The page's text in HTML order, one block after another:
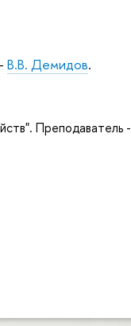
В.В. Демидов.
Преподаватель -